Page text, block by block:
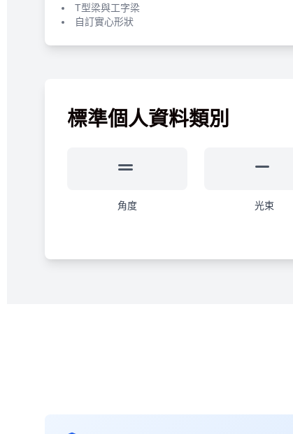
T型梁與工字梁
自訂實心形狀
標準個人資料類別
角度 光束